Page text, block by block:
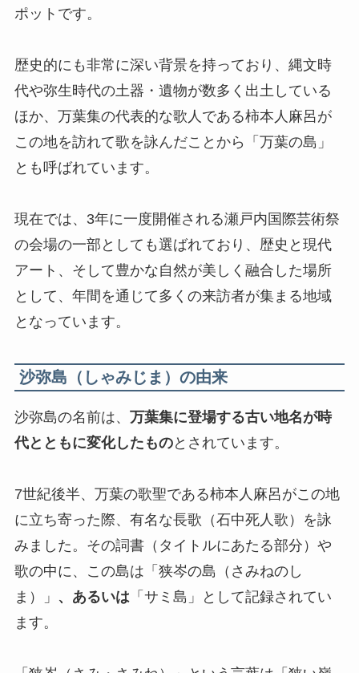
ポットです。
歴史的にも非常に深い背景を持っており、縄文時
代や弥生時代の土器・遺物が数多く出土している
ほか、万葉集の代表的な歌人である柿本人麻呂が
この地を訪れて歌を詠んだことから「万葉の島」
とも呼ばれています。
現在では、3年に一度開催される瀬戸内国際芸術祭
の会場の一部としても選ばれており、歴史と現代
アート、そして豊かな自然が美しく融合した場所
として、年間を通じて多くの来訪者が集まる地域
となっています。
沙弥島（しゃみじま）の由来
沙弥島の名前は、 万葉集に登場する古い地名が時
代とともに変化したものとされています。
7世紀後半、万葉の歌聖である柿本人麻呂がこの地
に立ち寄った際、有名な長歌（石中死人歌）を詠
みました。その詞書（タイトルにあたる部分）や
歌の中に、この島は「狭岑の島（さみねのし
ま）」 、あるいは 「サミ島」として記録されてい
ます。